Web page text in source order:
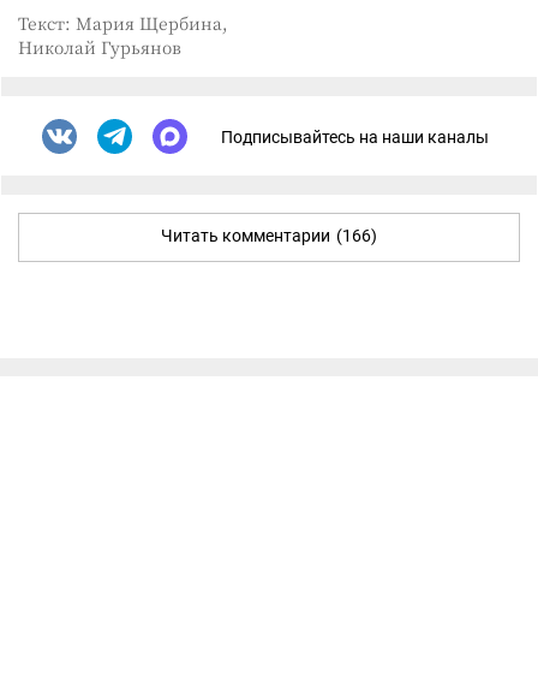
Текст: Мария Щербина,
Николай Гурьянов
Подписывайтесь на наши каналы
Читать комментарии (166)